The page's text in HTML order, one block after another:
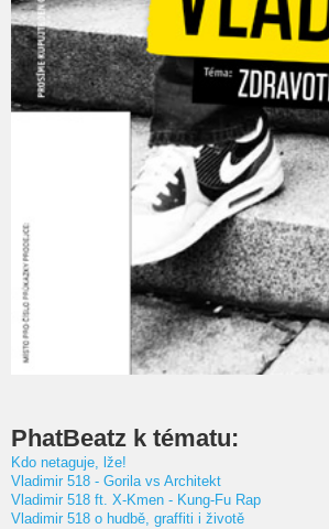
PhatBeatz k tématu:
Kdo netaguje, lže!
Vladimir 518 - Gorila vs Architekt
Vladimir 518 ft. X-Kmen - Kung-Fu Rap
Vladimir 518 o hudbě, graffiti i životě